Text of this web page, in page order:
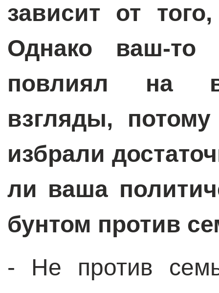
зависит от
Однако ваш-то
повлиял на
взгляды,
избрали
ли ваша
бунтом против
- Не против